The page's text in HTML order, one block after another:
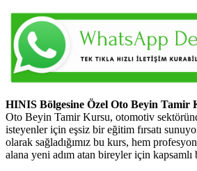
HINIS Bölgesine Özel Oto Beyin Tamir
Oto Beyin Tamir Kursu, otomotiv
isteyenler için eşsiz bir eğitim fırsatı
olarak sağladığımız bu kurs, hem
alana yeni adım atan bireyler için kapsamlı